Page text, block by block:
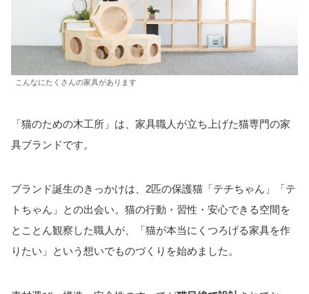
こんなにたくさんの家具があります
「猫のための木工所」は、家具職人が立ち上げた猫専門の家
具ブランドです。
ブランド誕生のきっかけは、2匹の保護猫「テチちゃん」「テ
トちゃん」との出会い。猫の行動・習性・安心できる空間を
とことん観察した職人が、「猫が本当にくつろげる家具を作
りたい」という想いでものづくりを始めました。